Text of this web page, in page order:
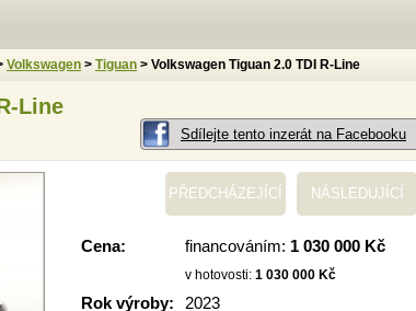
Line
Sdílejte tento inzerát na Facebooku
PŘEDCHÁZEJÍCÍ NÁSLEDUJÍCÍ
Cena: financováním: 1 030 000 Kč
v hotovosti: 1 030 000 Kč
Rok výroby:
2023
Volkswagen > Tiguan > Volkswagen Tiguan 2.0 TDI R-Line